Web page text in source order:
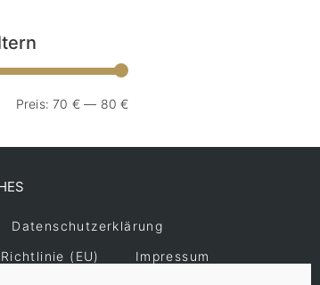
Preis:70 € — 80 €
Datenschutzerklärung
(EU)
Impressum